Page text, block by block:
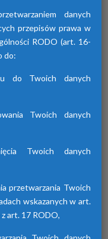
serii HDB
eksploatacji,
lato/zima
danych
przepisów prawa w
RODO (art. 16-
do:
do Twoich danych
Twoich danych
Twoich danych
przetwarzania Twoich
wskazanych w art.
art. 17 RODO,